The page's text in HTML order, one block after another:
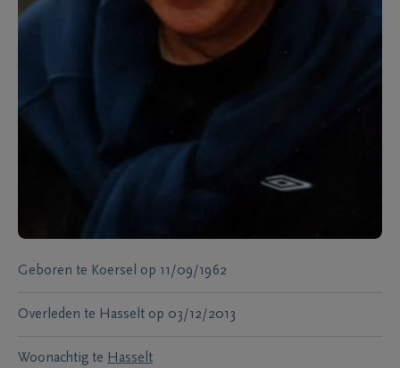
Geboren te Koersel op 11/09/1962
Overleden te Hasselt op 03/12/2013
Woonachtig te Hasselt